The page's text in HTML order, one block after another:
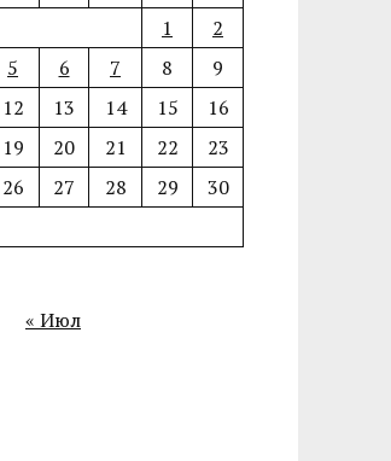
1
2
5 6 7 8
9
12 13 14 15
16
19 20 21 22
23
26 27 28 29
30
« Июл